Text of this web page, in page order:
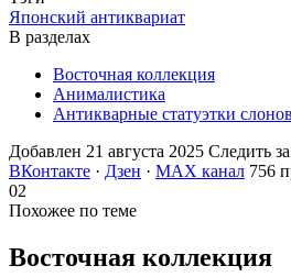
Японский антиквариат
В разделах
Восточная коллекция
Анималистика
Антикварные статуэтки слонов
Добавлен 21 августа 2025 Следить
ВКонтакте · Дзен · MAX канал 756
02
Похожее по теме
Восточная коллекция